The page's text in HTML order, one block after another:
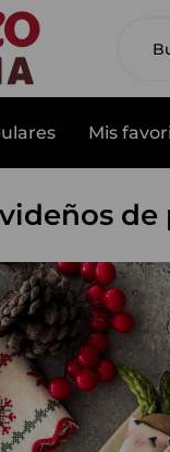
Mis